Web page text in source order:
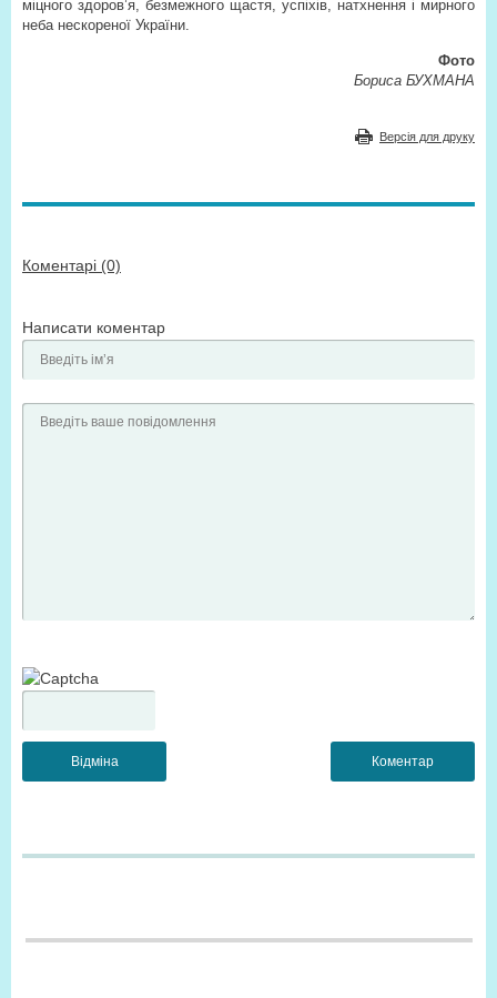
міцного здоров’я, безмежного щастя, успіхів, натхнення і мирного
неба нескореної України.
Фото
Бориса БУХМАНА
Версія для друку
Коментарі (0)
Написати коментар